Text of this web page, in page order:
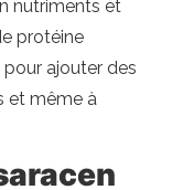
nutriments et
protéine
ajouter des
et même à